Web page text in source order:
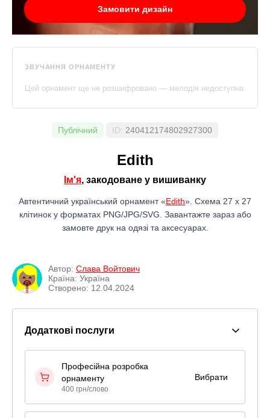
Замовити дизайн
ЗВУЧАННЯ ОРНАМЕНТУ
Цей орнамент ще не розшифровано — мелодія недоступна
Публічний ID: 240412174802927300
Edith
Ім'я, закодоване у вишиванку
Автентичний український орнамент «Edith». Схема 27 x 27
клітинок у форматах PNG/JPG/SVG. Завантажте зараз або
замовте друк на одязі та аксесуарах.
Автор: Слава Войтович
Країна: Україна
Створено: 12.04.2024
Додаткові послуги
Професійна розробка
орнаменту
400 грн/слово
Вибрати